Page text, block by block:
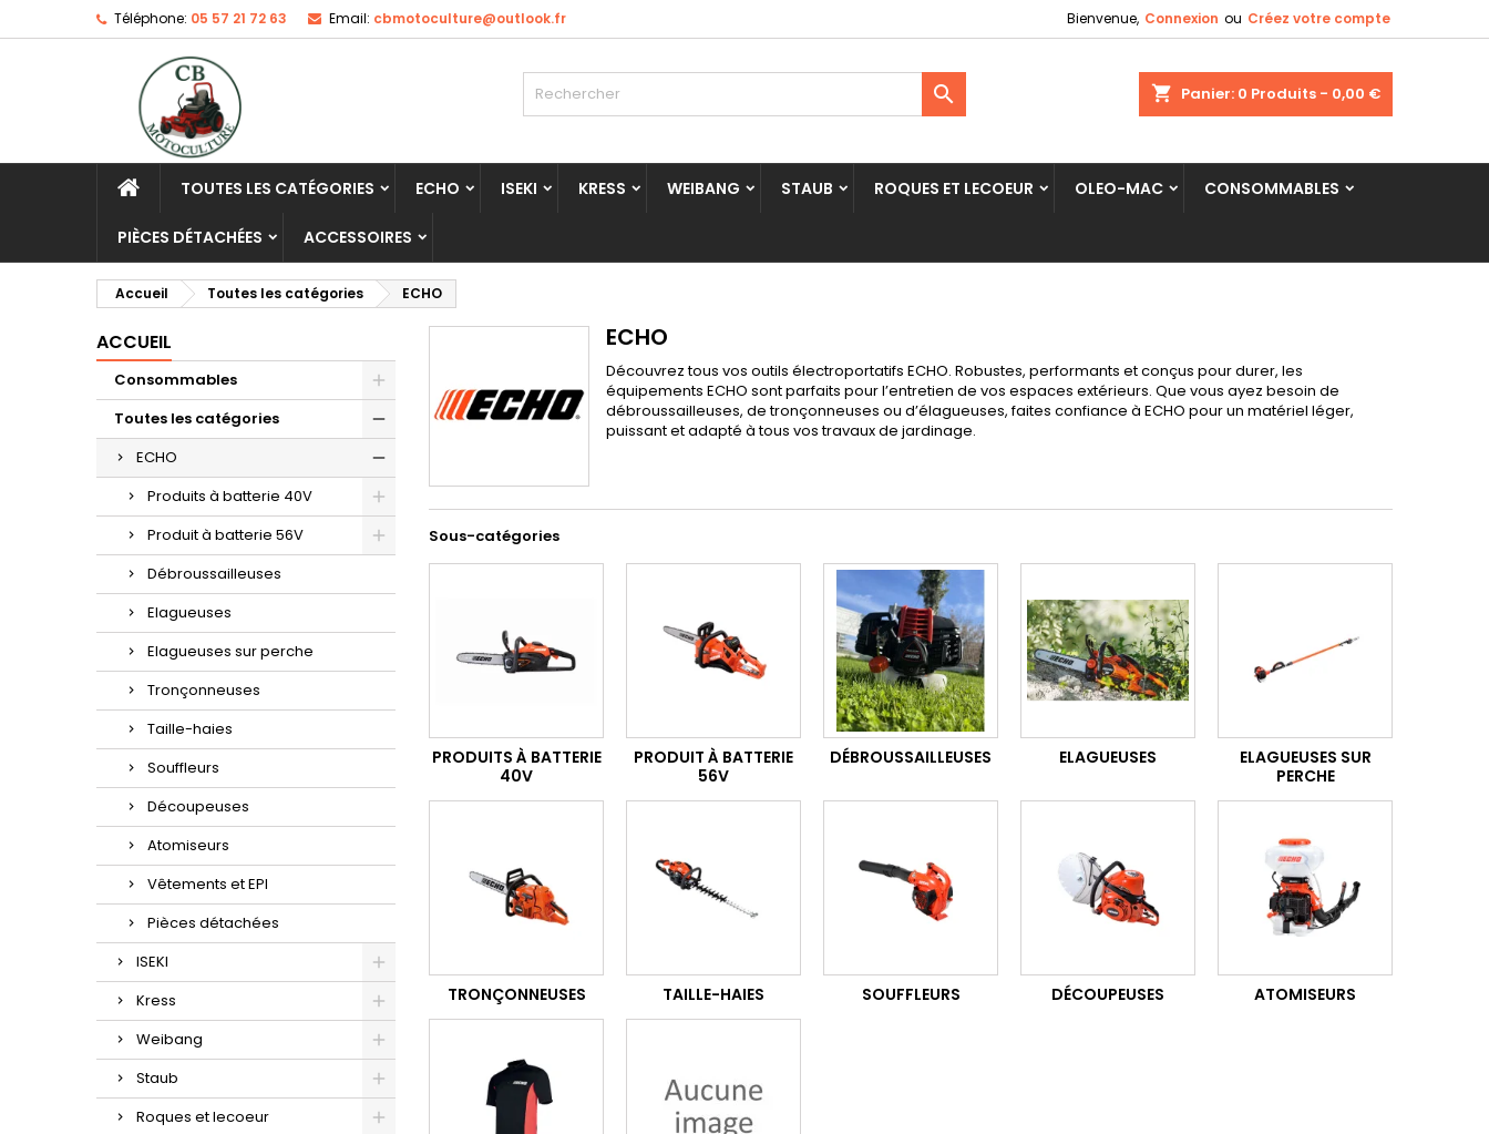
Téléphone: 05 57 21 72 63 Email: cbmotoculture@outlook.fr Bienvenue, Connexion ou Créez votre compte
shopping_cart Panier: 0 Produits - 0,00 €

TOUTES LES CATÉGORIES ECHO ISEKI KRESS WEIBANG STAUB ROQUES ET LECOEUR OLEO-MAC CONSOMMABLES
PIÈCES DÉTACHÉES ACCESSOIRES
Accueil Toutes les catégories ECHO
ACCUEIL
Consommables
Toutes les catégories
ECHO
Produits à batterie 40V
Produit à batterie 56V
Débroussailleuses
Elagueuses
Elagueuses sur perche
Tronçonneuses
Taille-haies
Souffleurs
Découpeuses
Atomiseurs
Vêtements et EPI
Pièces détachées
ISEKI
Kress
Weibang
Staub
Roques et lecoeur
ECHO
Découvrez tous vos outils électroportatifs ECHO. Robustes, performants et conçus pour durer, les
équipements ECHO sont parfaits pour l’entretien de vos espaces extérieurs. Que vous ayez besoin de
débroussailleuses, de tronçonneuses ou d’élagueuses, faites confiance à ECHO pour un matériel léger,
puissant et adapté à tous vos travaux de jardinage.
Sous-catégories
PRODUITS À BATTERIE
40V
PRODUIT À BATTERIE
56V
DÉBROUSSAILLEUSES ELAGUEUSES
ELAGUEUSES SUR
PERCHE
TRONÇONNEUSES TAILLE-HAIES SOUFFLEURS DÉCOUPEUSES ATOMISEURS